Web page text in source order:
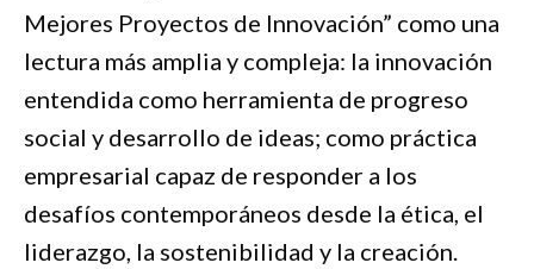
Mejores Proyectos de Innovación” como una
lectura más amplia y compleja: la innovación
entendida como herramienta de progreso
social y desarrollo de ideas; como práctica
empresarial capaz de responder a los
desafíos contemporáneos desde la ética, el
liderazgo, la sostenibilidad y la creación.